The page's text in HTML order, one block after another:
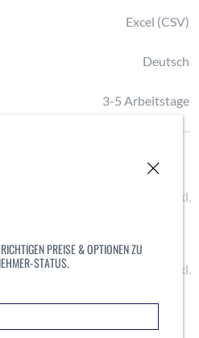
Excel (CSV)
Deutsch
3-5 Arbeitstage
MwSt. inkl.
CHF MwSt. inkl.
PREISE & OPTIONEN ZU
STATUS.